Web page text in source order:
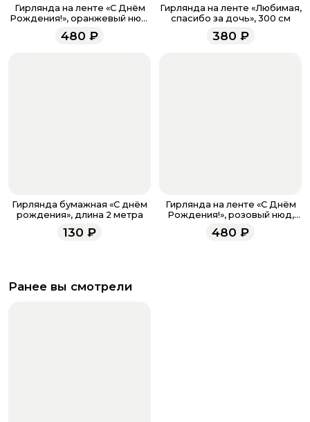
напишите WhatsApp
+7 937 333-66-53 . Наши
менеджеры работают ежедневно с 9.00 до 23.00 и
всегда рады проконсультировать вас.
Гирлянда на ленте «С Днём
Рождения!», оранжевый нюд,
480 ₽
Гирлянда на ленте «Любимая,
спасибо за дочь», 300 см
380 ₽
Гирлянда бумажная «C днём
рождения», длина 2 метра
130 ₽
Гирлянда на ленте «С Днём
Рождения!», розовый нюд,
480 ₽
Ранее вы смотрели